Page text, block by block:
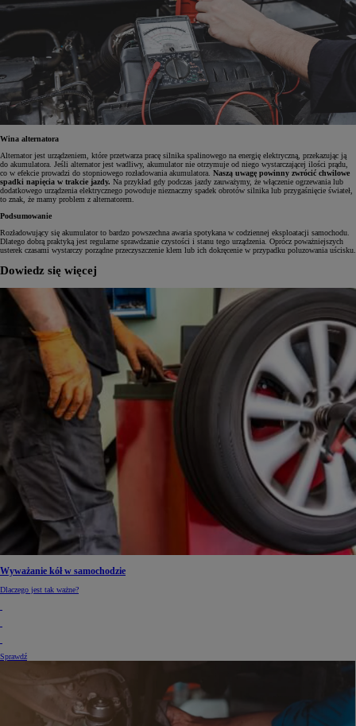
Wina alternatora
Alternator jest urządzeniem, które przetwarza pracę silnika spalinowego na energię elektryczną, przekazując ją
do akumulatora. Jeśli alternator jest wadliwy, akumulator nie otrzymuje od niego wystarczającej ilości prądu,
co w efekcie prowadzi do stopniowego rozładowania akumulatora. Naszą uwagę powinny zwrócić chwilowe
spadki napięcia w trakcie jazdy. Na przykład gdy podczas jazdy zauważymy, że włączenie ogrzewania lub
dodatkowego urządzenia elektrycznego powoduje nieznaczny spadek obrotów silnika lub przygaśnięcie świateł,
to znak, że mamy problem z alternatorem.
Podsumowanie
Rozładowujący się akumulator to bardzo powszechna awaria spotykana w codziennej eksploatacji samochodu.
Dlatego dobrą praktyką jest regularne sprawdzanie czystości i stanu tego urządzenia. Oprócz poważniejszych
usterek czasami wystarczy porządne przeczyszczenie klem lub ich dokręcenie w przypadku poluzowania uścisku.
Dowiedz się więcej
Wyważanie kół w samochodzie
Dlaczego jest tak ważne?
Sprawdź